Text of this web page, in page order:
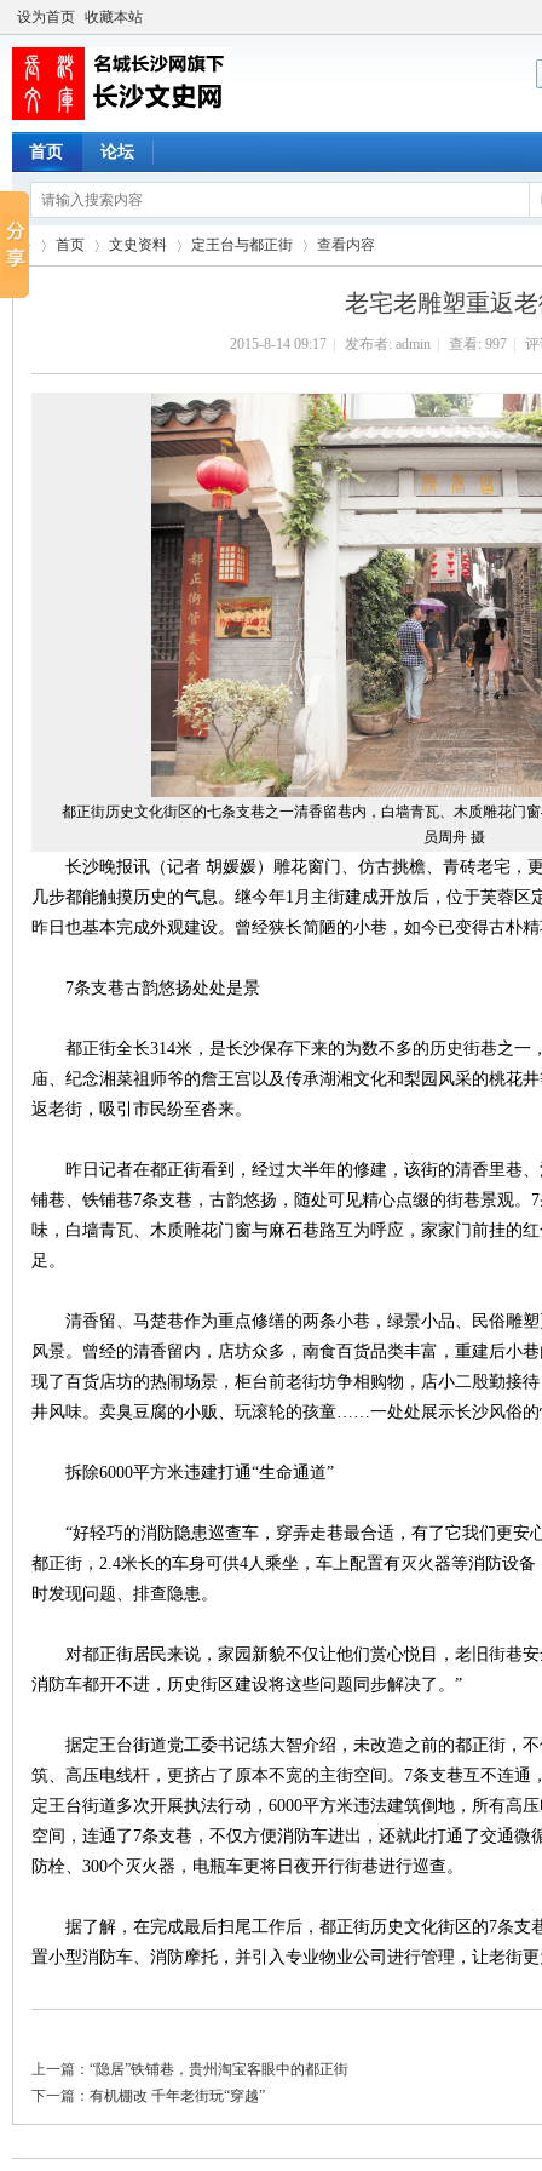
设为首页 收藏本站
首页 论坛
首页 文史资料 定王台与都正街
›
查看内容
老宅老雕塑重返
2015-8-14 09:17 发布者: admin 查看: 997 评
都正街历史文化街区的七条支巷之一清香留巷内，白墙青瓦、木质雕花门
员周舟 摄
长沙晚报讯（记者 胡媛媛）雕花窗门、仿古挑檐、青砖老宅，
几步都能触摸历史的气息。继今年1月主街建成开放后，位于芙蓉
昨日也基本完成外观建设。曾经狭长简陋的小巷，如今已变得古朴
7条支巷古韵悠扬处处是景
都正街全长314米，是长沙保存下来的为数不多的历史街巷之一
庙、纪念湘菜祖师爷的詹王宫以及传承湖湘文化和梨园风采的桃花
返老街，吸引市民纷至沓来。
昨日记者在都正街看到，经过大半年的修建，该街的清香里巷、
铺巷、铁铺巷7条支巷，古韵悠扬，随处可见精心点缀的街巷景观。
味，白墙青瓦、木质雕花门窗与麻石巷路互为呼应，家家门前挂的
足。
清香留、马楚巷作为重点修缮的两条小巷，绿景小品、民俗雕塑
风景。曾经的清香留内，店坊众多，南食百货品类丰富，重建后小
现了百货店坊的热闹场景，柜台前老街坊争相购物，店小二殷勤接
井风味。卖臭豆腐的小贩、玩滚轮的孩童……一处处展示长沙风俗
拆除6000平方米违建打通“生命通道”
“好轻巧的消防隐患巡查车，穿弄走巷最合适，有了它我们更安
都正街，2.4米长的车身可供4人乘坐，车上配置有灭火器等消防设
时发现问题、排查隐患。
对都正街居民来说，家园新貌不仅让他们赏心悦目，老旧街巷安
消防车都开不进，历史街区建设将这些问题同步解决了。”
据定王台街道党工委书记练大智介绍，未改造之前的都正街，不
筑、高压电线杆，更挤占了原本不宽的主街空间。7条支巷互不连通
定王台街道多次开展执法行动，6000平方米违法建筑倒地，所有高
空间，连通了7条支巷，不仅方便消防车进出，还就此打通了交通微
防栓、300个灭火器，电瓶车更将日夜开行街巷进行巡查。
据了解，在完成最后扫尾工作后，都正街历史文化街区的7条支
置小型消防车、消防摩托，并引入专业物业公司进行管理，让老街
上一篇： “隐居”铁铺巷，贵州淘宝客眼中的都正街
下一篇： 有机棚改 千年老街玩“穿越”